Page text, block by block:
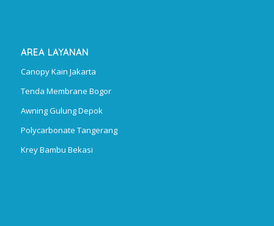
AREA LAYANAN
Canopy Kain Jakarta
Tenda Membrane Bogor
Awning Gulung Depok
Polycarbonate Tangerang
Krey Bambu Bekasi